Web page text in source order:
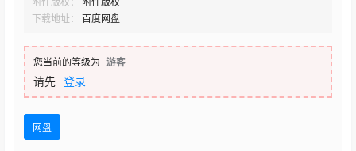
下载地址：
百度网盘
您当前的等级为 游客
请先 登录
网盘